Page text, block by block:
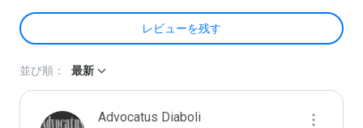
レビューを残す
並び順： 最新
Advocatus Diaboli